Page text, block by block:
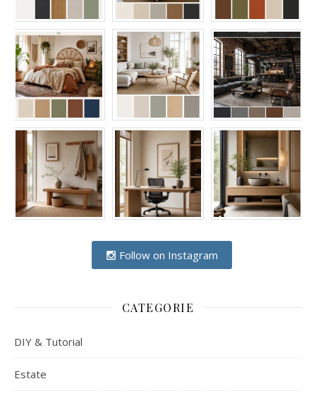
Follow on Instagram
CATEGORIE
DIY & Tutorial
Estate